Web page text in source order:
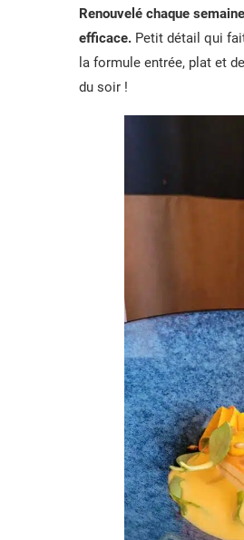
Renouvelé chaque
efficace. Petit détail qui
la formule entrée, plat et
du soir !